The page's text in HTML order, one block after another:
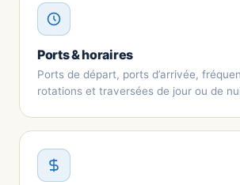
Ports & horaires
Ports de départ, ports d’arrivée,
rotations et traversées de jour ou de